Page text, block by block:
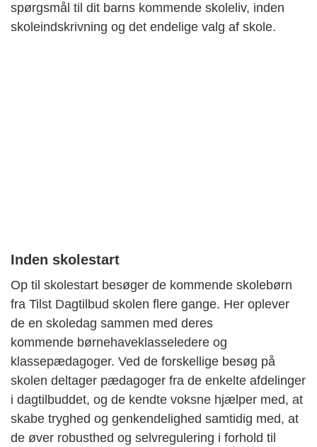
spørgsmål til dit barns kommende skoleliv, inden
skoleindskrivning og det endelige valg af skole.
Inden skolestart
Op til skolestart besøger de kommende skolebørn
fra Tilst Dagtilbud skolen flere gange. Her oplever
de en skoledag sammen med deres
kommende børnehaveklasseledere og
klassepædagoger. Ved de forskellige besøg på
skolen deltager pædagoger fra de enkelte afdelinger
i dagtilbuddet, og de kendte voksne hjælper med, at
skabe tryghed og genkendelighed samtidig med, at
de øver robusthed og selvregulering i forhold til